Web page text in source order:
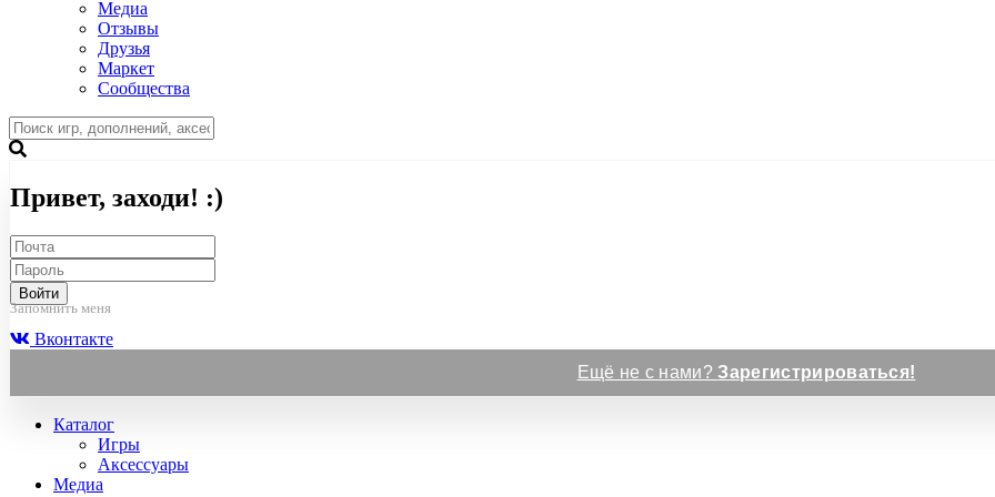
Медиа
Отзывы
Друзья
Маркет
Сообщества
Привет, заходи! :)
Войти
Запомнить меня
Вконтакте
Ещё не с нами?Зарегистрироваться!
Каталог
Игры
Аксессуары
Медиа